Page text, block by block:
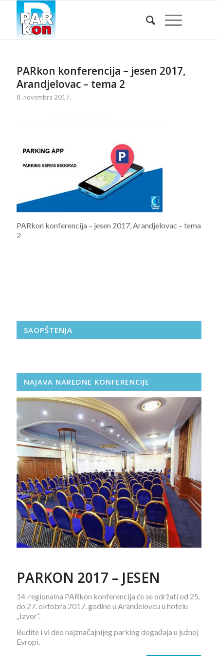
PARkon konferencija – jesen 2017,
Arandjelovac – tema 2
8. novembra 2017.
PARkon konferencija – jesen 2017, Arandjelovac – tema
2
SAOPŠTENJA
NAJAVA NAREDNE KONFERENCIJE
PARKON 2017 – JESEN
14. regionalna PARkon konferencija će se održati od 25.
do 27. oktobra 2017. godine u Aranđelovcu u hotelu
„Izvor“.
Budite i vi deo najznačajnijeg parking događaja u južnoj
Evropi.